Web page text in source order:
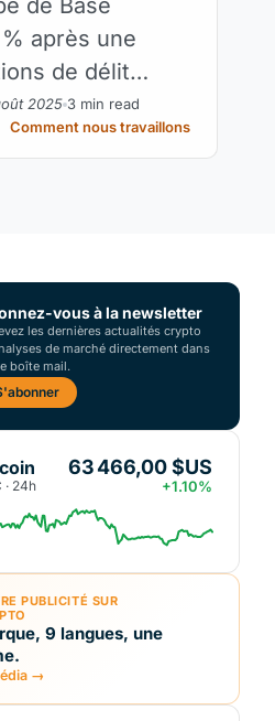
après une
de délit
2025 3 min read
Comment nous travaillons
vous à la newsletter
les dernières actualités crypto
de marché directement dans
boîte mail.
· 24h
63 466,00 $US
+1.10%
PUBLICITÉ SUR
9 langues, une
→